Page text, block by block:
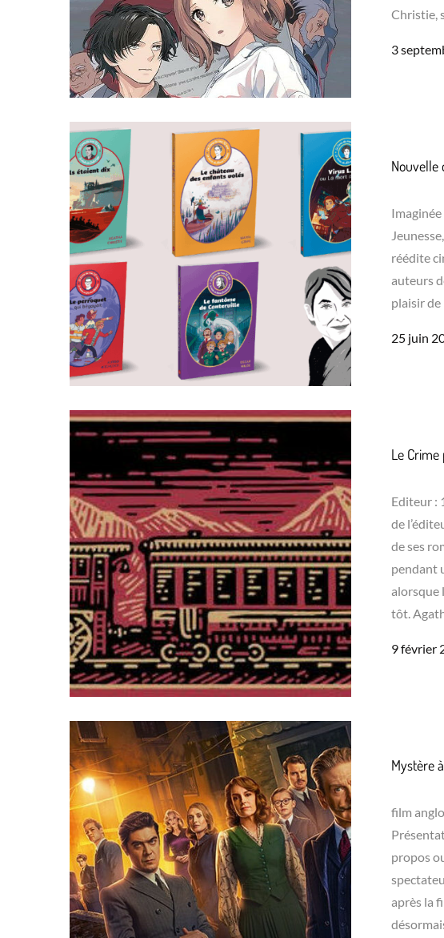
Christie,
Posted
3
Nouvelle
réédite
auteurs
plaisir
Posted
25 juin
Le
Editeur :
de
de ses
pendant
alorsque
tôt.
Posted
9 février
Mystère
film
propos
après la